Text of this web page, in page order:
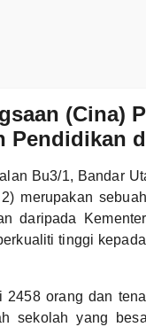
(Cina)
Pendidikan
Bu3/1, Bandar
merupakan
daripada
tinggi
2458 orang dan
sekolah yang